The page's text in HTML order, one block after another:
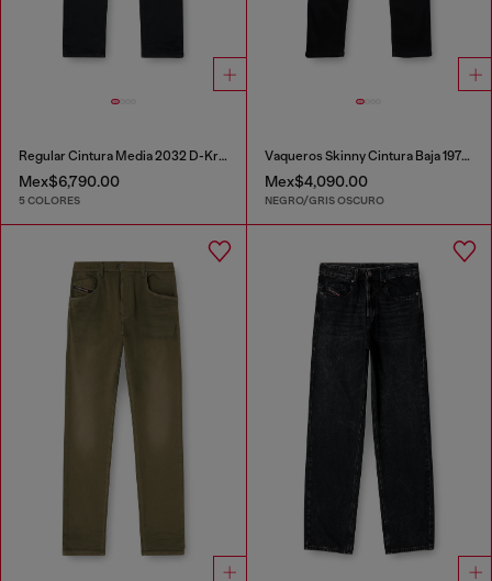
Regular Cintura Media 2032 D-Krooley-BW Joggjeans®
Mex$6,790.00
5 COLORES
Vaqueros Skinny Cintura Baja 1979 Sleenker
Mex$4,090.00
NEGRO/GRIS OSCURO